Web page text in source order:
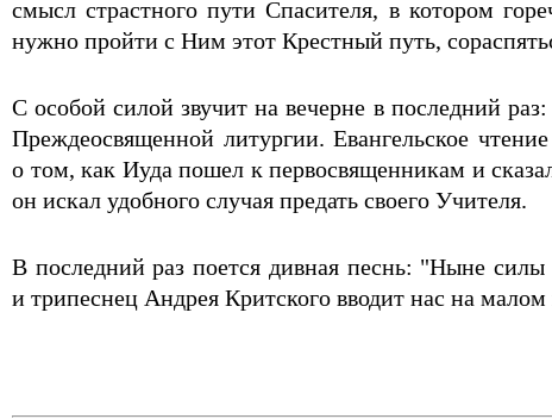
смысл страстного пути Спасителя, в котором
нужно пройти с Ним этот Крестный путь,
С особой силой звучит на вечерне в последний
Преждеосвященной литургии. Евангельское
о том, как Иуда пошел к первосвященникам и
он искал удобного случая предать своего Учителя.
В последний раз поется дивная песнь: "Ныне
и трипеснец Андрея Критского вводит нас на